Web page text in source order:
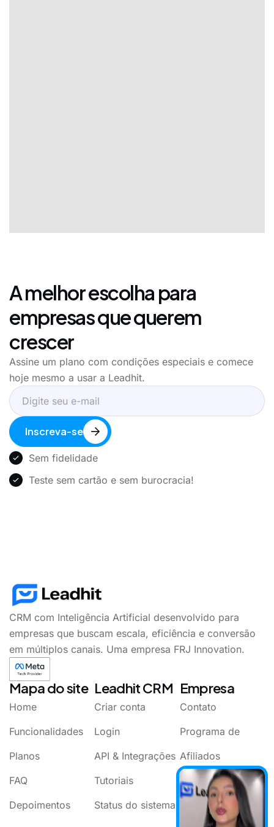
A melhor escolha para
empresas que querem
crescer
Assine um plano com condições especiais e comece
hoje mesmo a usar a Leadhit.
Inscreva-se
Sem fidelidade
Teste sem cartão e sem burocracia!
CRM com Inteligência Artificial desenvolvido para
empresas que buscam escala, eficiência e conversão
em múltiplos canais. Uma empresa FRJ Innovation.
Mapa do site
Home
Funcionalidades
Planos
FAQ
Depoimentos
Leadhit CRM
Criar conta
Login
API & Integrações
Tutoriais
Status do sistema
Empresa
Contato
Programa de
Afiliados
Termos de Uso
Política de